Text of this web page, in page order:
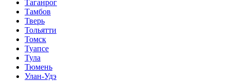
Таганрог
Тамбов
Тверь
Тольятти
Томск
Туапсе
Тула
Тюмень
Улан-Удэ